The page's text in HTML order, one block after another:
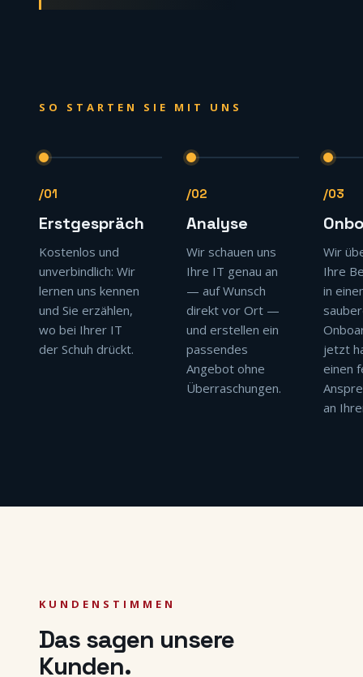
SO STARTEN SIE MIT UNS
/01
Erstgespräch
Kostenlos und
unverbindlich: Wir
lernen uns kennen
und Sie erzählen,
wo bei Ihrer IT
der Schuh drückt.
/02
Analyse
Wir schauen uns
Ihre IT genau an
— auf Wunsch
direkt vor Ort —
und erstellen ein
passendes
Angebot ohne
Überraschungen.
/03
Wir
Ihre
in
jetzt
einen
an
KUNDENSTIMMEN
Das sagen unsere
Kunden.